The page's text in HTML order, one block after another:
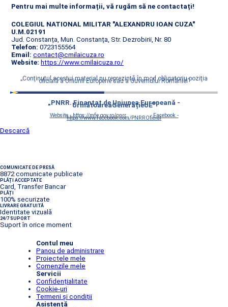
Pentru mai multe informații, vă rugăm să ne contactați!
COLEGIUL NATIONAL MILITAR "ALEXANDRU IOAN CUZA"
U.M.02191
Jud. Constanța, Mun. Constanța, Str. Dezrobirii, Nr. 80
Telefon: 0723155564
Email: contact@cmilaicuza.ro
Website: https://www.cmilaicuza.ro/
„Conţinutul acestui material nu reprezintă în mod obligatoriu poziţia
oficială a Uniunii Europene sau a Guvernului României”
„PNRR. Finanțat de Uniunea Europeană -
UrmătoareaGenerațieUE”
Website - https://mfe.gov.ro/pnrr Facebook -
https://www.facebook.com/PNRROficial
Descarcă
COMUNICATE DE PRESĂ
8872 comunicate publicate
PLĂȚI ACCEPTATE
Card, Transfer Bancar
PLĂȚI
100% securizate
LIVRARE GRATUITĂ
Identitate vizuală
24/7 SUPORT
Suport în orice moment
Contul meu
Panou de administrare
Proiectele mele
Comenzile mele
Servicii
Confidențialitate
Cookie-uri
Termeni și condiții
Asistență